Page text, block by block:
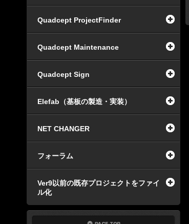
Quadcept ProjectFinder
Quadcept Maintenance
Quadcept Sign
Elefab（基板の製造・実装）
NET CHANGER
フォーラム
Ver9以前の既存プロジェクトをファイ
ル化